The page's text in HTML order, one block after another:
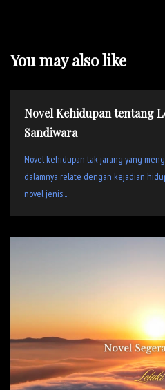
You may also like
Novel Kehidupan tentang
Sandiwara
Novel kehidupan tak jarang yang
dalamnya relate dengan kejadian
novel jenis...